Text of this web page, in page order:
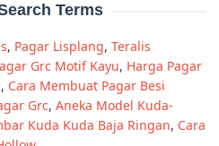
Terms
, Pagar Lisplang, Teralis
Grc Motif Kayu, Harga Pagar
, Cara Membuat Pagar Besi
Grc, Aneka Model Kuda-
Kuda Kuda Baja Ringan, Cara